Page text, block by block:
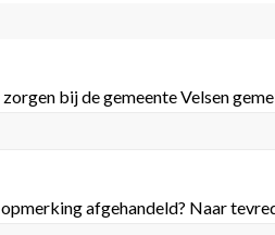
bij de gemeente Velsen
afgehandeld? Naar